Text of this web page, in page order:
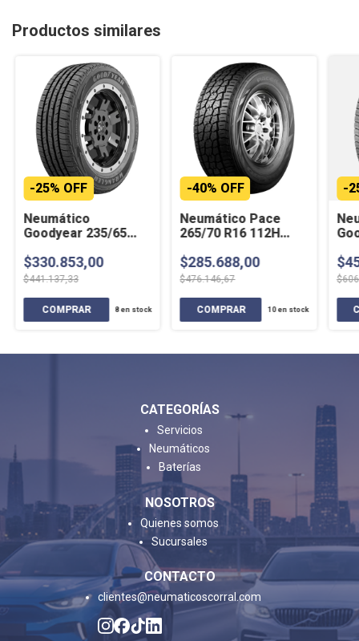
Productos similares
Neumático
Goodyear 235/65
FORTITUDE HT 104V
SL
-25% OFF
$330.853,00
$441.137,33
8en stock
Neumático Pace
265/70 R16 112H
-40% OFF
$285.688,00
$476.146,67
10en stock
-
CATEGORÍAS
Servicios
Neumáticos
Baterías
NOSOTROS
Quienes somos
Sucursales
CONTACTO
clientes@neumaticoscorral.com